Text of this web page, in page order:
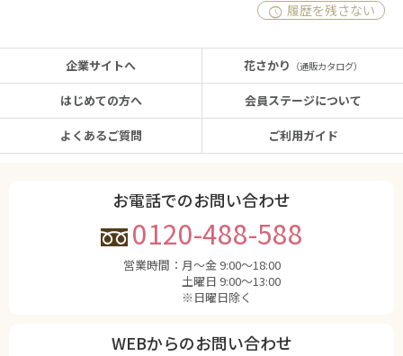
履歴を残さない
企業サイトへ
はじめての方へ
よくあるご質問
花さかり （通販カタログ）
会員ステージについて
ご利用ガイド
お電話でのお問い合わせ
0120-488-588
営業時間： 月〜金 9:00〜18:00
土曜日 9:00〜13:00
※日曜日除く
WEBからのお問い合わせ